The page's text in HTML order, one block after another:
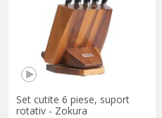
Set cutite 6 piese, suport
rotativ - Zokura